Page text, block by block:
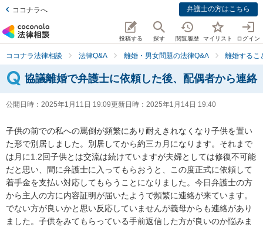
ココナラへ 弁護士の方はこちら
投稿する 探す 閲覧履歴 マイリスト ログイン
ココナラ法律相談 法律Q&A 離婚・男女問題の法律Q&A 離婚するこ
協議離婚で弁護士に依頼した後、配偶者から連絡
公開日時： 2025年1月11日 19:09更新日時： 2025年1月14日 19:40
子供の前での私への罵倒が頻繁にあり耐えきれなくなり子供を置い
た形で別居しました。別居してから約三カ月になります。それまで
は月に1.2回子供とは交流は続けていますが夫婦としては修復不可能
だと思い、間に弁護士に入ってもらおうと、この度正式に依頼して
着手金を支払い対応してもらうことになりました。今日弁護士の方
から主人の方に内容証明が届いたようで頻繁に連絡が来ています。
でない方が良いかと思い反応していませんが義母からも連絡があり
ました。子供をみてもらっている手前返信した方が良いのか悩みま